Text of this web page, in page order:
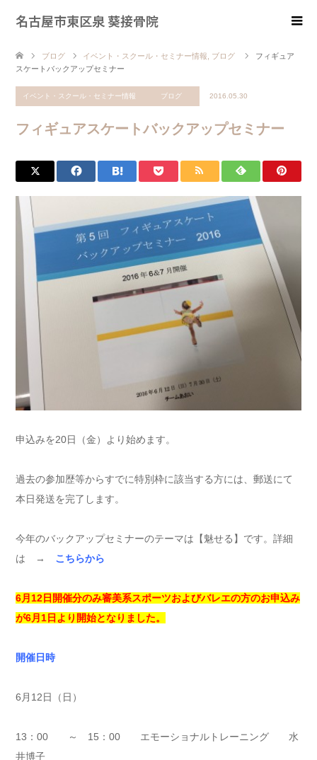
名古屋市東区泉 葵接骨院
ブログ イベント・スクール・セミナー情報 ブログ
フィギュア
スケートバックアップセミナー
イベント・スクール・セミナー情報 ブログ 2016.05.30
フィギュアスケートバックアップセミナー
申込みを20日（金）より始めます。
過去の参加歴等からすでに特別枠に該当する方には、郵送にて
本日発送を完了します。
今年のバックアップセミナーのテーマは【魅せる】です。詳細
は → こちらから
6月12日開催分のみ審美系スポーツおよびバレエの方のお申込み
が6月1日より開始となりました。
開催日時
6月12日（日）
13：00 ～ 15：00 エモーショナルトレーニング 水
井博子